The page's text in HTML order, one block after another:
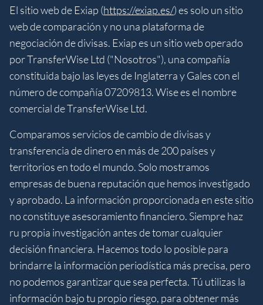
El sitio web de Exiap (https://exiap.es/) es solo un sitio
web de comparación y no una plataforma de
negociación de divisas. Exiap es un sitio web operado
por TransferWise Ltd ("Nosotros"), una compañía
constituida bajo las leyes de Inglaterra y Gales con el
número de compañía 07209813. Wise es el nombre
comercial de TransferWise Ltd.
Comparamos servicios de cambio de divisas y
transferencia de dinero en más de 200 países y
territorios en todo el mundo. Solo mostramos
empresas de buena reputación que hemos investigado
y aprobado. La información proporcionada en este sitio
no constituye asesoramiento financiero. Siempre haz
ru propia investigación antes de tomar cualquier
decisión financiera. Hacemos todo lo posible para
brindarre la información periodística más precisa, pero
no podemos garantizar que sea perfecta. Tú utilizas la
información bajo tu propio riesgo, para obtener más